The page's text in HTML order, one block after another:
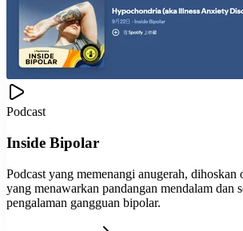
Podcast
Inside Bipolar
Podcast yang memenangi anugerah,
yang menawarkan pandangan mendalam dan
pengalaman gangguan bipolar.